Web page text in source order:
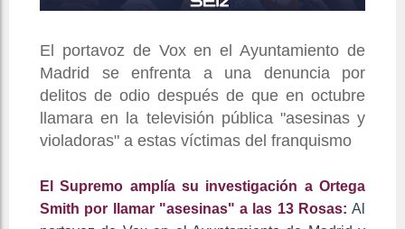
El portavoz de Vox en el Ayuntamiento de
Madrid se enfrenta a una denuncia por
delitos de odio después de que en octubre
llamara en la televisión pública "asesinas y
violadoras" a estas víctimas del franquismo
El Supremo amplía su investigación a Ortega
Smith por llamar "asesinas" a las 13 Rosas: Al